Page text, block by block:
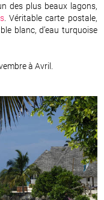
des plus beaux lagons,
. Véritable carte postale,
blanc, d’eau turquoise
à Avril.